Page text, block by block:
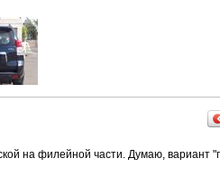
на филейной части. Думаю, вариант